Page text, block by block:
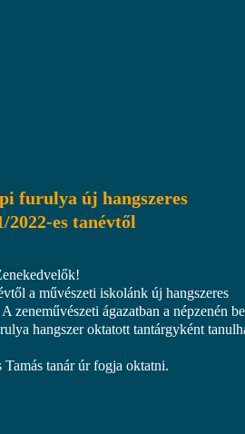
furulya új hangszeres
2022-es tanévtől
a művészeti iskolánk új hangszeres
zeneművészeti ágazatban a népzenén
hangszer oktatott tantárgyként
Tamás tanár úr fogja oktatni.